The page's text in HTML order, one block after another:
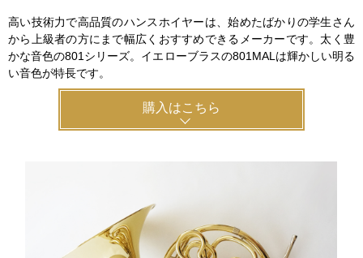
高い技術力で高品質のハンスホイヤーは、始めたばかりの学生さん
から上級者の方にまで幅広くおすすめできるメーカーです。太く豊
かな音色の801シリーズ。イエローブラスの801MALは輝かしい明る
い音色が特長です。
購入はこちら